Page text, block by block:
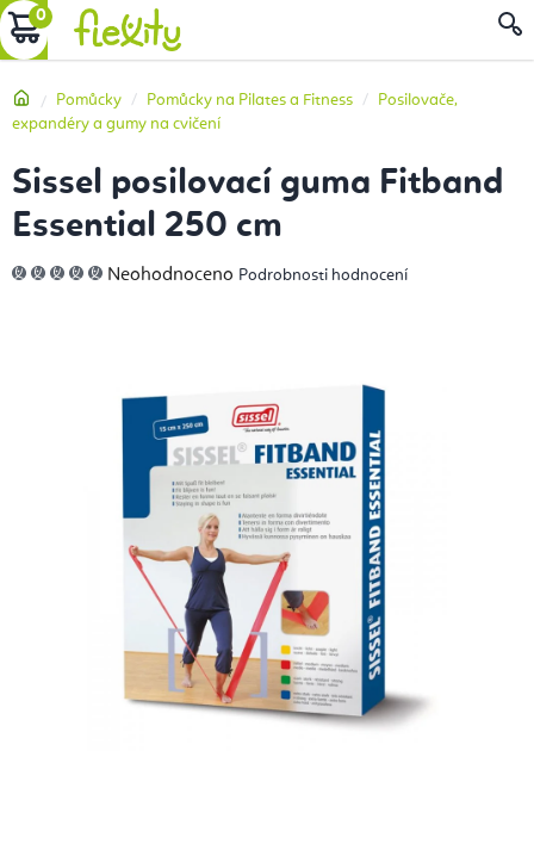
Přejít
na
NÁKUPNÍ
DomůPomůcky Pomůcky na Pilates a Fitness
Posilovače,
expandéry a gumy na cvičení
Sissel posilovací guma Fitband
Essential 250 cm
Průměrné
hodnocení
Neohodnoceno Podrobnosti hodnocení